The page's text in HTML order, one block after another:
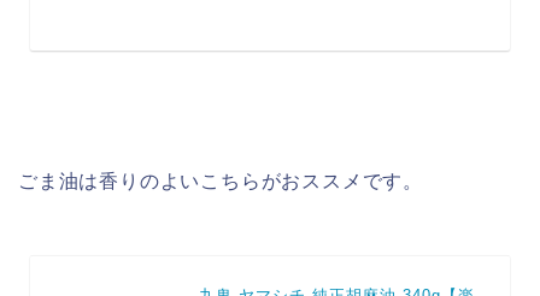
ごま油は香りのよいこちらがおススメです。